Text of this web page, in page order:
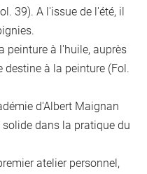
39). A l'issue de l'été, il
peinture à l'huile, auprès
destine à la peinture (Fol.
d'Albert Maignan
dans la pratique du
atelier personnel,